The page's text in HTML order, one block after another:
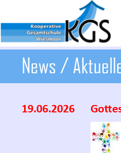
News /
19.06.2026